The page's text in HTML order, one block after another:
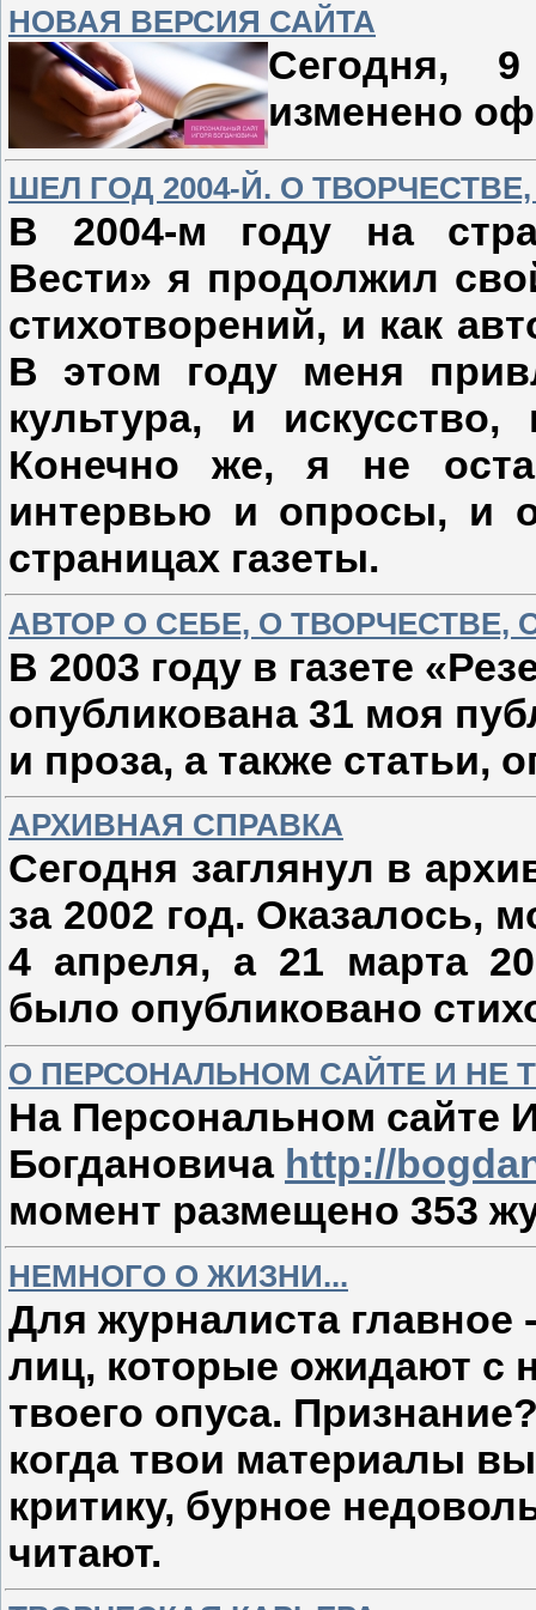
НОВАЯ ВЕРСИЯ САЙТА
Сегодня,
изменено
ШЕЛ ГОД 2004-Й. О
В 2004-м году на
Вести» я продолжил
стихотворений, и как
В этом году меня
культура, и
Конечно же, я не
интервью и опросы, и
страницах газеты.
АВТОР О СЕБЕ, О
В 2003 году в газете
опубликована 31 моя
и проза, а также
АРХИВНАЯ СПРАВКА
Сегодня заглянул в
за 2002 год. Оказалось,
4 апреля, а 21 марта
было опубликовано
О ПЕРСОНАЛЬНОМ САЙТЕ И НЕ
На Персональном сайте
Богдановича http://
момент размещено 353
НЕМНОГО О ЖИЗНИ...
Для журналиста главное
лиц, которые ожидают с
твоего опуса.
когда твои материалы
критику, бурное
читают.